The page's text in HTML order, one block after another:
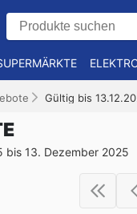
Gültig bis
bis 13. Dezember 2025